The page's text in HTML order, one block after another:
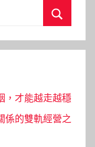
，才能越走越穩
係的雙軌經營之